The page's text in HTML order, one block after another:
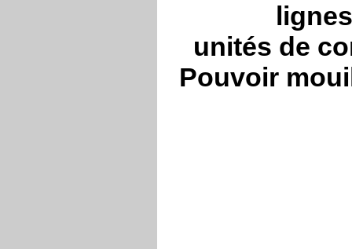
unités de
Pouvoir